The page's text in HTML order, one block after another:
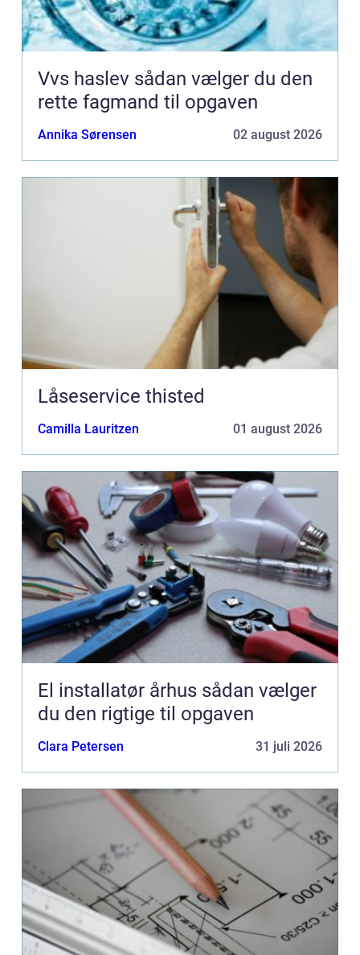
Vvs haslev sådan vælger du den
rette fagmand til opgaven
Annika Sørensen 02 august 2026
Låseservice thisted
Camilla Lauritzen 01 august 2026
El installatør århus sådan vælger
du den rigtige til opgaven
Clara Petersen 31 juli 2026